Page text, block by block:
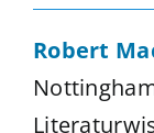
Robert